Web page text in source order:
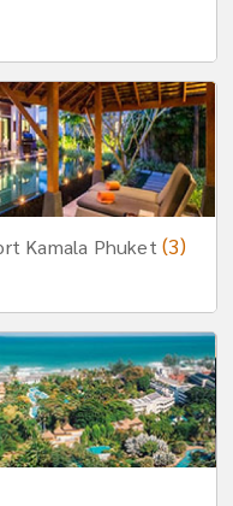
Kamala Phuket (3)